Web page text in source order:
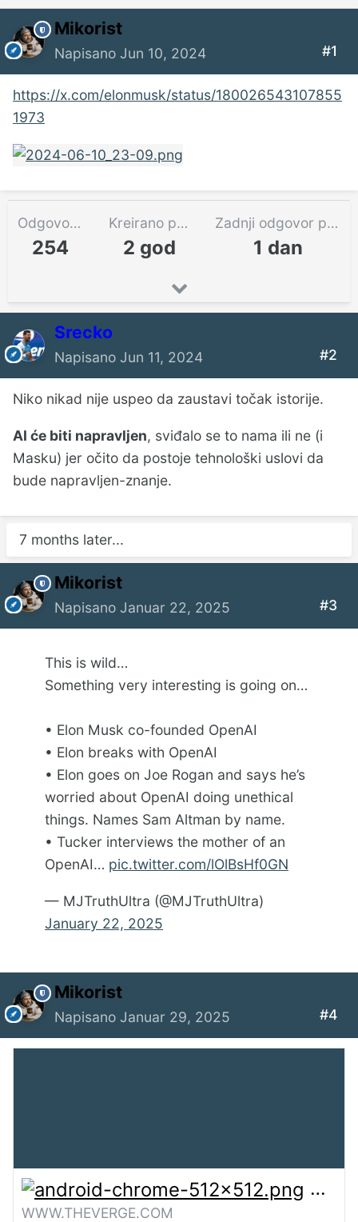
Mikorist
Napisano Jun 10, 2024 #1
https://x.com/elonmusk/status/180026543107855
1973
Odgovora
254
Kreirano pre
2 god
Zadnji odgovor pre
1 dan
Srecko
Napisano Jun 11, 2024 #2
Niko nikad nije uspeo da zaustavi točak istorije.
AI će biti napravljen, sviđalo se to nama ili ne (i
Masku) jer očito da postoje tehnološki uslovi da
bude napravljen-znanje.
7 months later...
Mikorist
Napisano Januar 22, 2025 #3
This is wild…
Something very interesting is going on…
• Elon Musk co-founded OpenAI
• Elon breaks with OpenAI
• Elon goes on Joe Rogan and says he’s
worried about OpenAI doing unethical
things. Names Sam Altman by name.
• Tucker interviews the mother of an
OpenAI… pic.twitter.com/lOlBsHf0GN
— MJTruthUltra (@MJTruthUltra)
January 22, 2025
Mikorist
Napisano Januar 29, 2025 #4
WWW.THEVERGE.COM